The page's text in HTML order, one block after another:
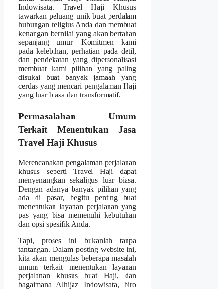
Indowisata. Travel Haji Khusus
tawarkan peluang unik buat perdalam
hubungan religius Anda dan membuat
kenangan bernilai yang akan bertahan
sepanjang umur. Komitmen kami
pada kelebihan, perhatian pada detil,
dan pendekatan yang dipersonalisasi
membuat kami pilihan yang paling
disukai buat banyak jamaah yang
cerdas yang mencari pengalaman Haji
yang luar biasa dan transformatif.
Permasalahan Umum
Terkait Menentukan Jasa
Travel Haji Khusus
Merencanakan pengalaman perjalanan
khusus seperti Travel Haji dapat
menyenangkan sekaligus luar biasa.
Dengan adanya banyak pilihan yang
ada di pasar, begitu penting buat
menentukan layanan perjalanan yang
pas yang bisa memenuhi kebutuhan
dan opsi spesifik Anda.
Tapi, proses ini bukanlah tanpa
tantangan. Dalam posting website ini,
kita akan mengulas beberapa masalah
umum terkait menentukan layanan
perjalanan khusus buat Haji, dan
bagaimana Alhijaz Indowisata, biro